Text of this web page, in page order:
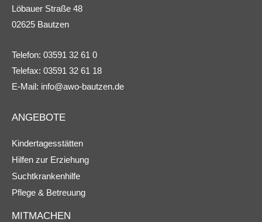
Löbauer Straße 48
02625 Bautzen
Telefon: 03591 32 61 0
Telefax: 03591 32 61 18
E-Mail: info@awo-bautzen.de
ANGEBOTE
Kindertagesstätten
Hilfen zur Erziehung
Suchtkrankenhilfe
Pflege & Betreuung
MITMACHEN